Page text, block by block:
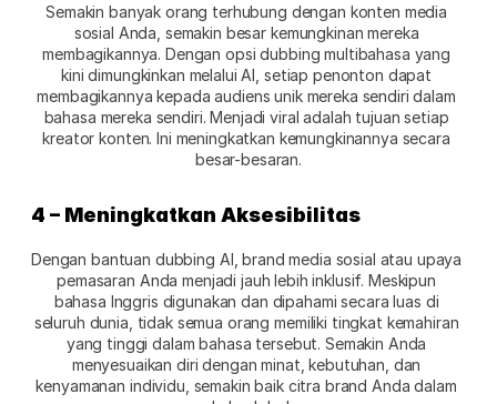
Semakin banyak orang terhubung dengan konten media
sosial Anda, semakin besar kemungkinan mereka
membagikannya. Dengan opsi dubbing multibahasa yang
kini dimungkinkan melalui AI, setiap penonton dapat
membagikannya kepada audiens unik mereka sendiri dalam
bahasa mereka sendiri. Menjadi viral adalah tujuan setiap
kreator konten. Ini meningkatkan kemungkinannya secara
besar-besaran.
4 – Meningkatkan Aksesibilitas
Dengan bantuan dubbing AI, brand media sosial atau upaya
pemasaran Anda menjadi jauh lebih inklusif. Meskipun
bahasa Inggris digunakan dan dipahami secara luas di
seluruh dunia, tidak semua orang memiliki tingkat kemahiran
yang tinggi dalam bahasa tersebut. Semakin Anda
menyesuaikan diri dengan minat, kebutuhan, dan
kenyamanan individu, semakin baik citra brand Anda dalam